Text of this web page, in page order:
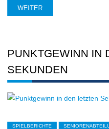
WEITER
PUNKTGEWINN IN
SEKUNDEN
SPIELBERICHTE